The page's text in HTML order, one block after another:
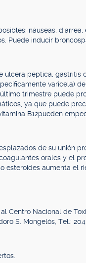
náuseas,
Puede inducir
úlcera péptica,
varicela)
trimestre puede
ya que puede
B12pueden
de su unión
orales y el
esteroides aumenta el
Centro Nacional de
S. Mongelós, Tel.: